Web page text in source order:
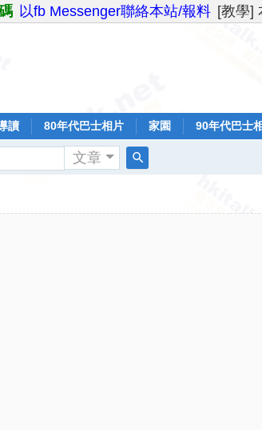
以fb Messenger聯絡本站/報料 [教學]
讀 80年代巴士相片 家園 90年代巴士
文章